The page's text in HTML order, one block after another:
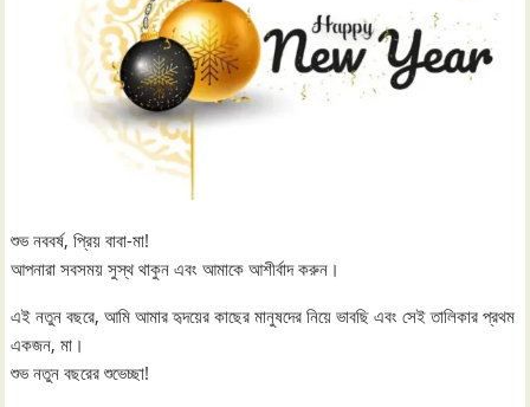
শুভ নববর্ষ, প্রিয় বাবা-মা!
আপনারা সবসময় সুস্থ থাকুন এবং আমাকে আশীর্বাদ করুন।
এই নতুন বছরে, আমি আমার হৃদয়ের কাছের মানুষদের নিয়ে ভাবছি এবং সেই তালিকার প্রথম
একজন, মা।
শুভ নতুন বছরের শুভেচ্ছা!